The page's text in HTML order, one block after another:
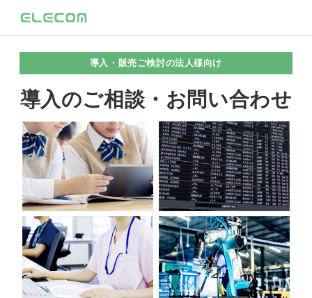
導入・販売ご検討の法人様向け
導入のご相談・お問い合わせ